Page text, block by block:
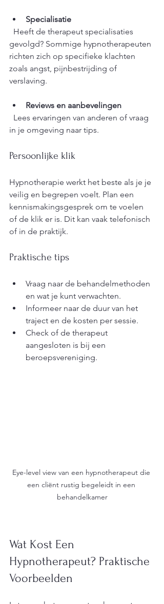
Specialisatie
gevolgd? Sommige hypnotherapeuten
richten zich op specifieke klachten
zoals angst, pijnbestrijding of
verslaving.
Reviews en aanbevelingen
in je omgeving naar tips.
Persoonlijke klik
Hypnotherapie werkt het beste als je je
veilig en begrepen voelt. Plan een
kennismakingsgesprek om te voelen
of de klik er is. Dit kan vaak telefonisch
of in de praktijk.
Praktische tips
Vraag naar de behandelmethoden
en wat je kunt verwachten.
Informeer naar de duur van het
traject en de kosten per sessie.
Check of de therapeut
aangesloten is bij een
beroepsvereniging.
Eye-level view van een hypnotherapeut die
een cliënt rustig begeleidt in een
behandelkamer
Wat Kost Een
Hypnotherapeut? Praktische
Voorbeelden